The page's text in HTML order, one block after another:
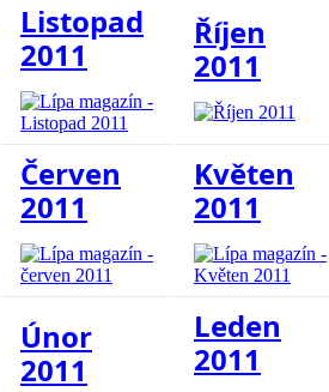
Listopad
2011
Říjen
2011
Červen
2011
Květen
2011
Únor
2011
Leden
2011